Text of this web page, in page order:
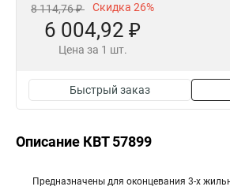
8 114,76 ₽ Скидка 26%
6 004,92 ₽
Цена за 1 шт.
Быстрый заказ
Описание КВТ 57899
Предназначены для оконцевания 3-х